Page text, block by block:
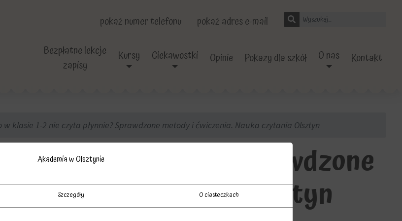
pokaż numer telefonu
pokaż adres e-mail
Bezpłatne lekcje
zapisy
Kursy Ciekawostki Opinie Pokazy dla szkół O nas Kontakt
w klasie 1-2 nie czyta płynnie? Sprawdzone metody i ćwiczenia. Nauka czytania Olsztyn
czyta płynnie? Sprawdzone
Nauka czytania Olsztyn
Akademia w Olsztynie
Szczegóły O ciasteczkach